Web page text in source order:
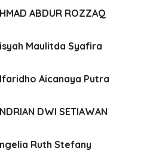
ABDUR ROZZAQ
Maulitda Syafira
Aicanaya Putra
DWI SETIAWAN
Ruth Stefany